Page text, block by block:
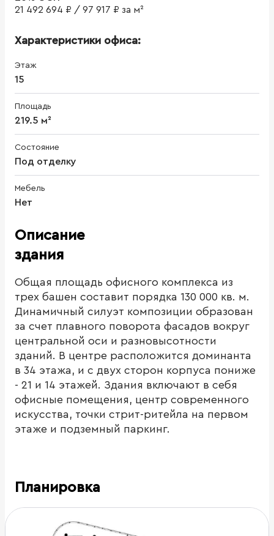
21 492 694 ₽ / 97 917 ₽ за м²
Характеристики офиса:
Этаж
15
Площадь
219.5 м²
Состояние
Под отделку
Мебель
Нет
Описание
здания
Общая площадь офисного комплекса из
трех башен составит порядка 130 000 кв. м.
Динамичный силуэт композиции образован
за счет плавного поворота фасадов вокруг
центральной оси и разновысотности
зданий. В центре расположится доминанта
в 34 этажа, и с двух сторон корпуса пониже
- 21 и 14 этажей. Здания включают в себя
офисные помещения, центр современного
искусства, точки стрит-ритейла на первом
этаже и подземный паркинг.
Планировка